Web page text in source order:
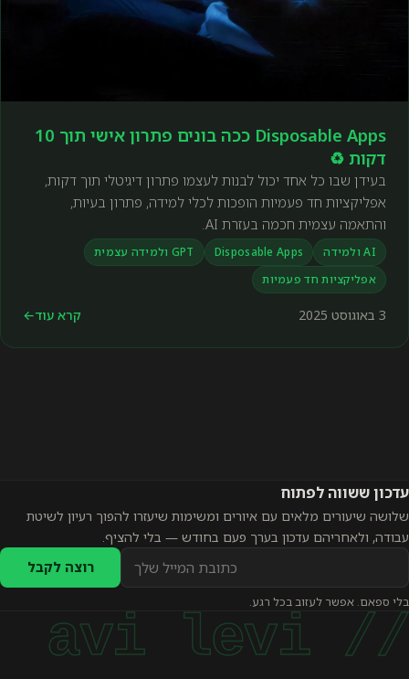
Disposable Apps ככה בונים פתרון אישי תוך 10
דקות ♻️
בעידן שבו כל אחד יכול לבנות לעצמו פתרון דיגיטלי תוך דקות,
אפליקציות חד פעמיות הופכות לכלי למידה, פתרון בעיות,
והתאמה עצמית חכמה בעזרת AI.
AI ולמידה Disposable Apps
GPT ולמידה עצמית
אפליקציות חד פעמיות
3 באוגוסט 2025 קרא עוד←
עדכון ששווה לפתוח
שלושה שיעורים מלאים עם איורים ומשימות שיעזרו להפוך רעיון לשיטת
עבודה, ולאחריהם עדכון בערך פעם בחודש — בלי להציף.
אימייל
להרשמה
לעדכונים
רוצה לקבל
בלי ספאם. אפשר לעזוב בכל רגע.
// avi levi